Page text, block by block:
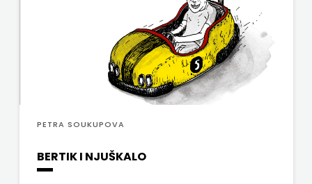
FREE
PETRA SOUKUPOVA
BERTIK I NJUŠKALO